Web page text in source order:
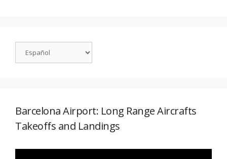
Barcelona Airport: Long Range Aircrafts
Takeoffs and Landings